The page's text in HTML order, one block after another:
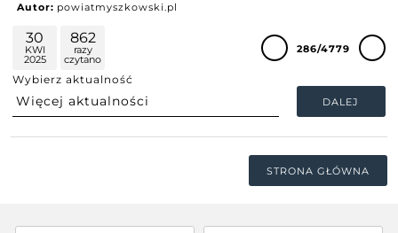
Autor: powiatmyszkowski.pl
30
KWI
2025
862
razy
czytano
Wybierz aktualność
DALEJ
286/4779
STRONA GŁÓWNA